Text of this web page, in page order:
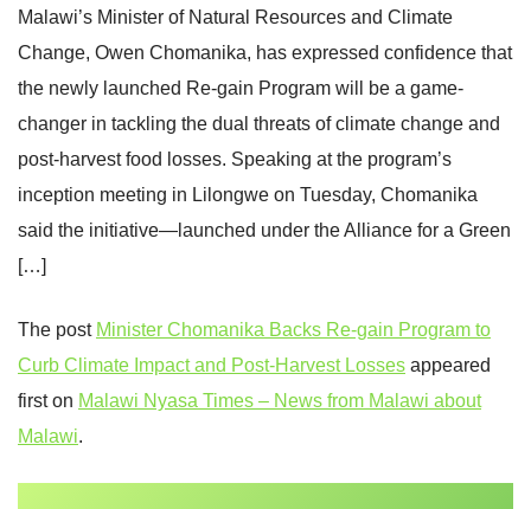
Malawi’s Minister of Natural Resources and Climate
Change, Owen Chomanika, has expressed confidence that
the newly launched Re-gain Program will be a game-
changer in tackling the dual threats of climate change and
post-harvest food losses. Speaking at the program’s
inception meeting in Lilongwe on Tuesday, Chomanika
said the initiative—launched under the Alliance for a Green
[…]
The post Minister Chomanika Backs Re-gain Program to
Curb Climate Impact and Post-Harvest Losses appeared
first on Malawi Nyasa Times – News from Malawi about
Malawi.